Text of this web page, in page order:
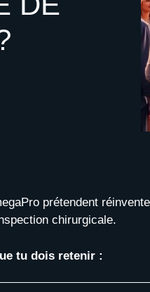
prétendent
chirurgicale.
tu dois retenir :